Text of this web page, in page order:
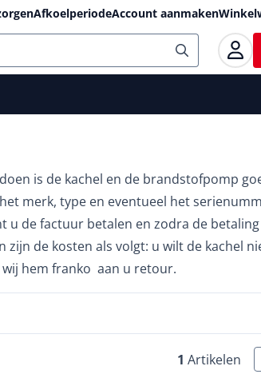
AfkoelperiodeAccount aanmaken
is de kachel en de brandstofpomp
merk, type en eventueel het
u de factuur betalen en zodra de
de kosten als volgt: u wilt de kachel
hem franko aan u retour.
1 Artikelen